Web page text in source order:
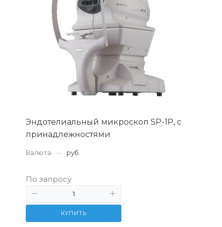
Эндотелиальный микроскоп SP-1Р, с
принадлежностями
Валюта — руб.
По запросу
КУПИТЬ